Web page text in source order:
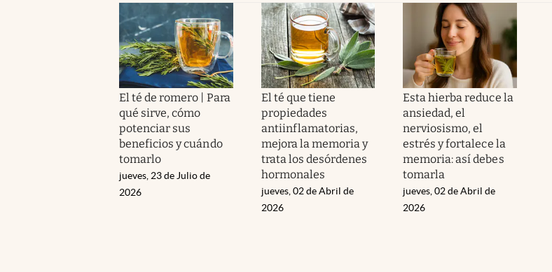
El té de romero | Para
qué sirve, cómo
potenciar sus
beneficios y cuándo
tomarlo
jueves, 23 de Julio de
2026
El té que tiene
propiedades
antiinflamatorias,
mejora la memoria y
trata los desórdenes
hormonales
jueves, 02 de Abril de
2026
Esta hierba reduce la
ansiedad, el
nerviosismo, el
estrés y fortalece la
memoria: así debes
tomarla
jueves, 02 de Abril de
2026